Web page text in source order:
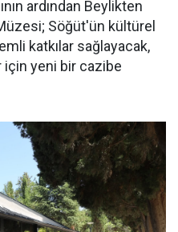
ardından Beylikten
Söğüt'ün kültürel
katkılar sağlayacak,
için yeni bir cazibe